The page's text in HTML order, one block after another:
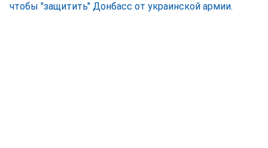
чтобы "защитить" Донбасс от украинской армии.